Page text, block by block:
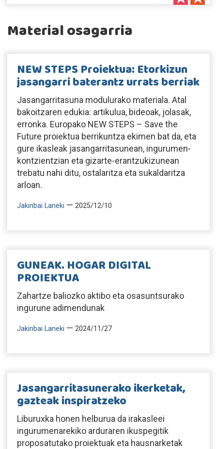
Material osagarria
NEW STEPS Proiektua: Etorkizun
jasangarri baterantz urrats berriak
Jasangarritasuna modulurako materiala. Atal
bakoitzaren edukia: artikulua, bideoak, jolasak,
erronka. Europako NEW STEPS – Save the
Future proiektua berrikuntza ekimen bat da, eta
gure ikasleak jasangarritasunean, ingurumen-
kontzientzian eta gizarte-erantzukizunean
trebatu nahi ditu, ostalaritza eta sukaldaritza
arloan.
Jakinbai Laneki — 2025/12/10
GUNEAK. HOGAR DIGITAL
PROIEKTUA
Zahartze baliozko aktibo eta osasuntsurako
ingurune adimendunak
Jakinbai Laneki — 2024/11/27
Jasangarritasunerako ikerketak,
gazteak inspiratzeko
Liburuxka honen helburua da irakasleei
ingurumenarekiko arduraren ikuspegitik
proposatutako proiektuak eta hausnarketak